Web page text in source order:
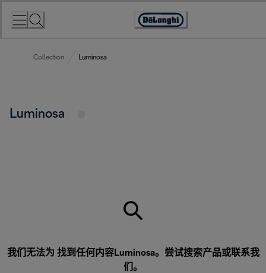
Accessibility
Collection Luminosa
Luminosa
我们无法为 找到任何内容Luminosa。尝试搜索产品或联系我
们 。